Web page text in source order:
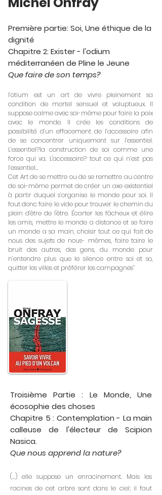
Première partie: Soi, Une éthique de la
dignité
Chapitre 2: Exister - l'odium
méditerranéen de Pline le Jeune
Que faire de son temps?
l’otium est un art de vivre pleinement sa
condition de mortel sensuel et voluptueux. Il
suppose calme avec soi-même pour faire la paix
avec le monde. Il crée les conditions de
possibilité d’un effacement de l’accessoire afin
de se concentrer uniquement sur l’essentiel.
L’essentiel?la construction de soi comme une
force qui va. L'accessoire? tout ce qui n’est pas
l’essentiel…
Cet Art de se mettre ou de se remettre au centre
de soi-même permet de créer un axe existentiel
à partir duquel s’organise le monde pour soi. Il
faut donc faire le vide pour trouver le chemin du
plein d'être de l'être. Écarter les fâcheux et élire
les amis, mettre le monde a distance et se faire
un monde a sa main, choisir tout ce qui fait de
nous des sujets de nous- mêmes, faire taire le
bruit des autres, des gens, du monde pour
n’entendre plus que le silence entre soi et so,
quitter les villes et préférer les campagnes’’
Troisième Partie : Le Monde, Une
écosophie des choses
Chapitre 5 : Contemplation - La main
calleuse de l'électeur de Scipion
Nasica.
Que nous apprend la nature?
(...) elle suppose un enracinement. Mais les
racines de cet arbre sont dans le ciel; il faut